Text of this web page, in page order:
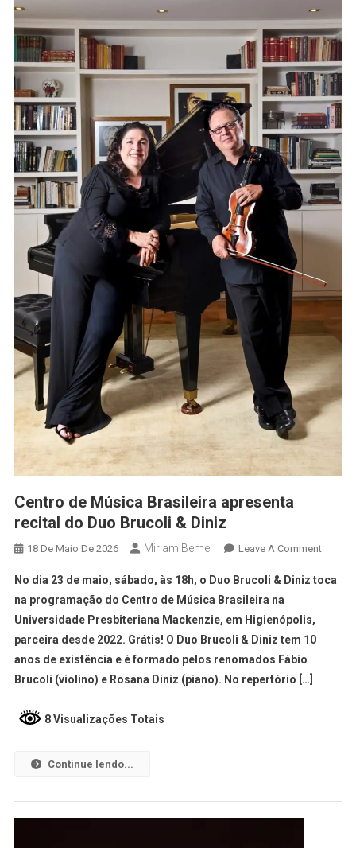
Centro de Música Brasileira apresenta
recital do Duo Brucoli & Diniz
18 De Maio De 2026 Miriam Bemel Leave A Comment
No dia 23 de maio, sábado, às 18h, o Duo Brucoli & Diniz toca
na programação do Centro de Música Brasileira na
Universidade Presbiteriana Mackenzie, em Higienópolis,
parceira desde 2022. Grátis! O Duo Brucoli & Diniz tem 10
anos de existência e é formado pelos renomados Fábio
Brucoli (violino) e Rosana Diniz (piano). No repertório […]
8 Visualizações Totais
Continue lendo...